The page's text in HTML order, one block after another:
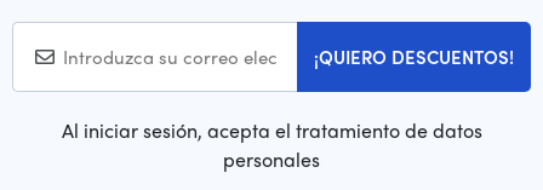
¡QUIERO DESCUENTOS!
Al iniciar sesión, acepta el tratamiento de datos
personales